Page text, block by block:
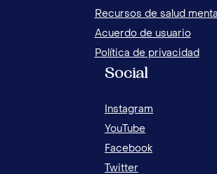
Recursos de salud mental
Acuerdo de usuario
Política de privacidad
Social
Instagram
YouTube
Facebook
Twitter